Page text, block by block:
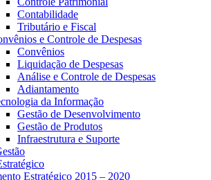
Contabilidade
Tributário e Fiscal
e Controle de Despesas
Convênios
Liquidação de Despesas
Análise e Controle de Despesas
Adiantamento
da Informação
Gestão de Desenvolvimento
Gestão de Produtos
Infraestrutura e Suporte
Estratégico 2015 – 2020